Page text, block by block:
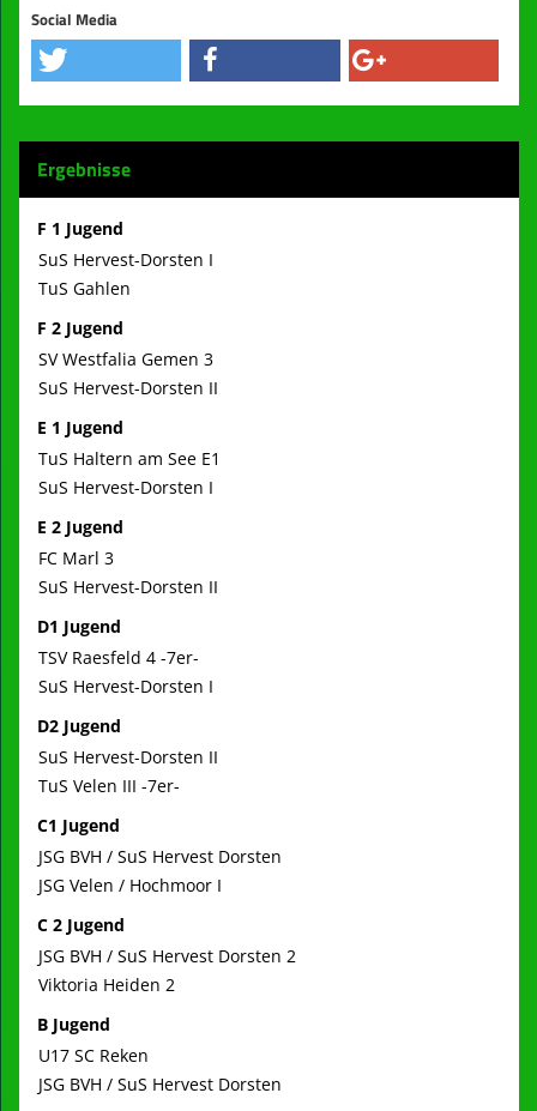
Social Media
Ergebnisse
F 1 Jugend
SuS Hervest-Dorsten I
TuS Gahlen
F 2 Jugend
SV Westfalia Gemen 3
SuS Hervest-Dorsten II
E 1 Jugend
TuS Haltern am See E1
SuS Hervest-Dorsten I
E 2 Jugend
FC Marl 3
SuS Hervest-Dorsten II
D1 Jugend
TSV Raesfeld 4 -7er-
SuS Hervest-Dorsten I
D2 Jugend
SuS Hervest-Dorsten II
TuS Velen III -7er-
C1 Jugend
JSG BVH / SuS Hervest Dorsten
JSG Velen / Hochmoor I
C 2 Jugend
JSG BVH / SuS Hervest Dorsten 2
Viktoria Heiden 2
B Jugend
U17 SC Reken
JSG BVH / SuS Hervest Dorsten